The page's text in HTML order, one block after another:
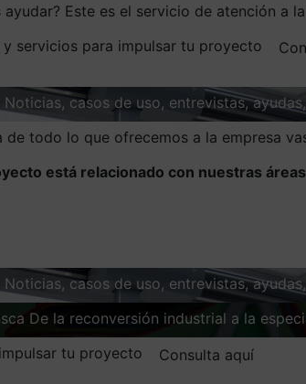
ayudar? Este es el servicio de atención a
y servicios para impulsar tu proyecto
Noticias, casos de uso, entrevistas,
de todo lo que ofrecemos a la empresa
está relacionado con nuestras
Noticias, casos de uso, entrevistas,
De la reconversión industrial a la
tu proyecto
Consulta aquí